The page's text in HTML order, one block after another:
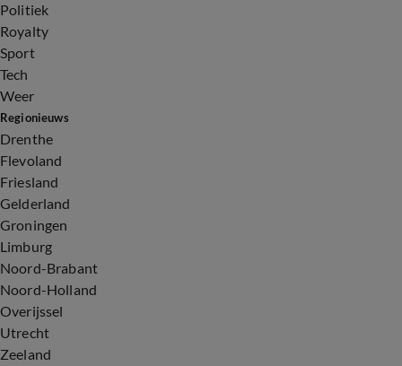
Politiek
Royalty
Sport
Tech
Weer
Regionieuws
Drenthe
Flevoland
Friesland
Gelderland
Groningen
Limburg
Noord-Brabant
Noord-Holland
Overijssel
Utrecht
Zeeland